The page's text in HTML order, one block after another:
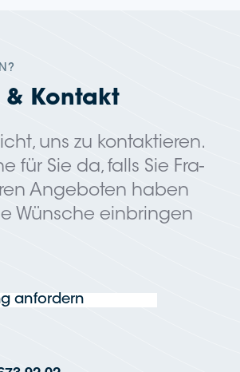
& Kontakt
uns zu kon­tak­tie­ren.
für Sie da, falls Sie Fra­
Ange­bo­ten haben
Wün­sche ein­brin­gen
anfordern